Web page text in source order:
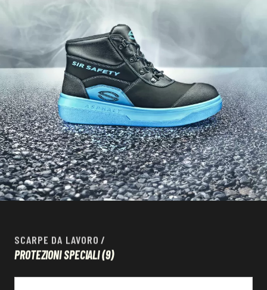
SCARPE DA LAVORO /
PROTEZIONI SPECIALI(9)